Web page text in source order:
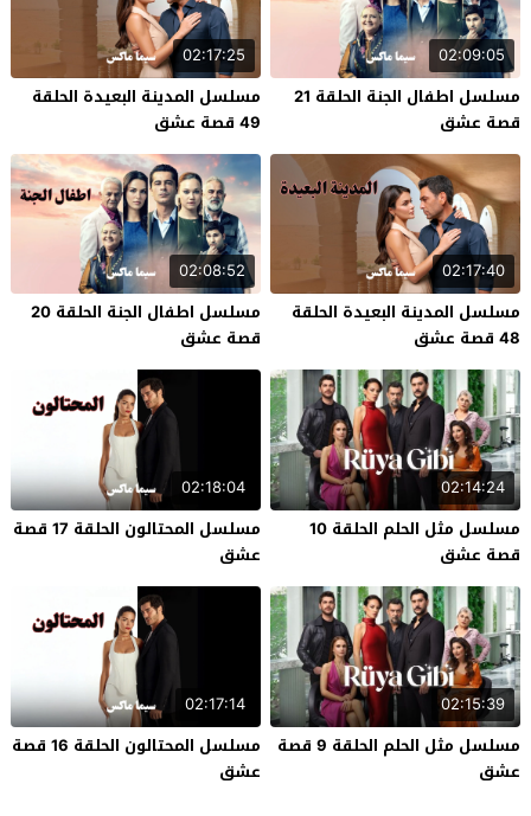
02:09:05
مسلسل اطفال الجنة الحلقة 21
قصة عشق
02:17:25
مسلسل المدينة البعيدة الحلقة
49 قصة عشق
02:17:40
مسلسل المدينة البعيدة الحلقة
48 قصة عشق
02:08:52
مسلسل اطفال الجنة الحلقة 20
قصة عشق
02:14:24
مسلسل مثل الحلم الحلقة 10
قصة عشق
02:18:04
مسلسل المحتالون الحلقة 17 قصة
عشق
02:15:39
مسلسل مثل الحلم الحلقة 9 قصة
عشق
02:17:14
مسلسل المحتالون الحلقة 16 قصة
عشق